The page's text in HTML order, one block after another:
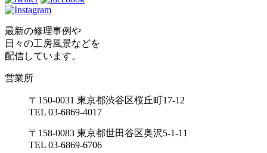
最新の修理事例や
日々の工房風景などを
配信しています。
営業所
〒150-0031 東京都渋谷区桜丘町17-12
TEL 03-6869-4017
〒158-0083 東京都世田谷区奥沢5-1-11
TEL 03-6869-6706